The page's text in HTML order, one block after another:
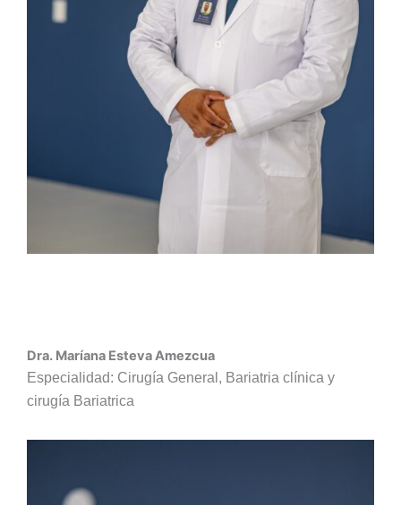
Dra. Maríana Esteva Amezcua
Especialidad: Cirugía General, Bariatria clínica y
cirugía Bariatrica